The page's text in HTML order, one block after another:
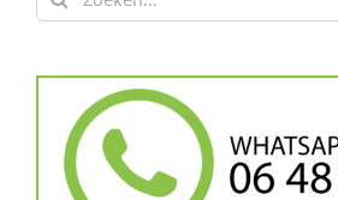
naar: